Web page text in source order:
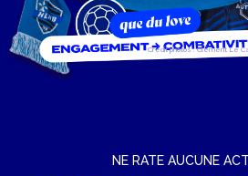
Crédit photos : Clément Le
NE RATE AUCUNE